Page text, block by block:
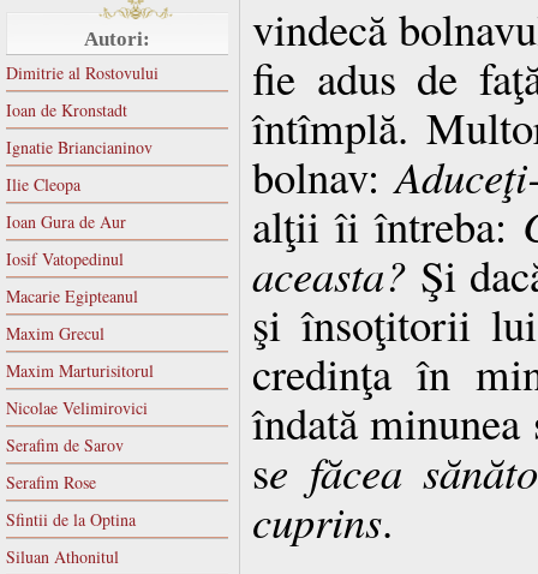
Autori:
Dimitrie al Rostovului
Ioan de Kronstadt
Ignatie Briancianinov
Ilie Cleopa
Ioan Gura de Aur
Iosif Vatopedinul
Macarie Egipteanul
Maxim Grecul
Maxim Marturisitorul
Nicolae Velimirovici
Serafim de Sarov
Serafim Rose
Sfintii de la Optina
Siluan Athonitul
vindecă
fie adus de
întîmplă.
bolnav:
alţii îi întreba:
aceasta? Şi
şi însoţitorii
credinţa în
îndată minunea
se făcea
cuprins.